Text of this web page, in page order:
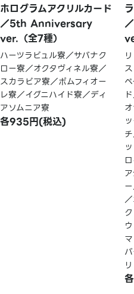
ホログラムアクリルカード
／5th Anniversary
ver.（全7種）
ハーツラビュル寮／サバナク
ロー寮／オクタヴィネル寮／
スカラビア寮／ポムフィオー
レ寮／イグニハイド寮／ディ
アソムニア寮
各935円(税込)